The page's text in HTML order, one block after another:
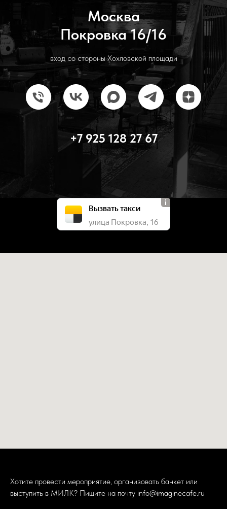
Москва
Покровка 16/16
вход со стороны Хохловской площади
+7 925 128 27 67
Вызвать такси
улица Покровка, 16
Хотите провести мероприятие, организовать банкет или
выступить в МИЛК? Пишите на почту info@imaginecafe.ru